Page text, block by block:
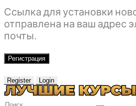
Ссылка для установки
отправлена ​​на ваш адрес
почты.
Регистрация
Register Login